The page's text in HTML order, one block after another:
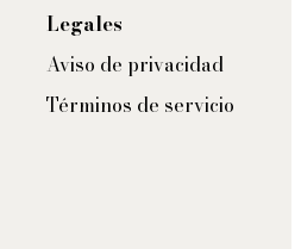
Legales
Aviso de privacidad
Términos de servicio